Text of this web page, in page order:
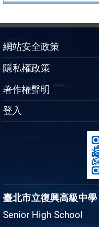
網站安全政策
隱私權政策
著作權聲明
登入
臺北市立復興高級中學
Senior High School